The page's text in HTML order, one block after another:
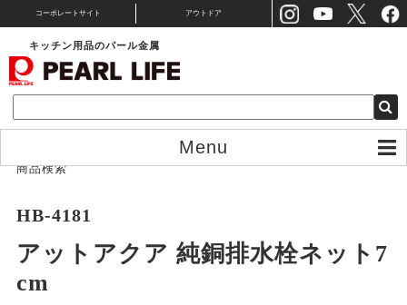
コーポレートサイト アウトドア
キッチン用品のパール金属
Menu
商品検索
HB-4181
アットアクア 純銅排水栓ネット7
cm